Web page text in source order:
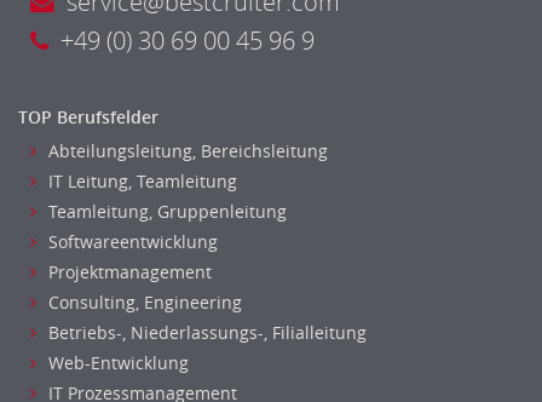
+49 (0) 30 69 00 45 96 9
TOP Berufsfelder
Abteilungsleitung, Bereichsleitung
IT Leitung, Teamleitung
Teamleitung, Gruppenleitung
Softwareentwicklung
Projektmanagement
Consulting, Engineering
Betriebs-, Niederlassungs-, Filialleitung
Web-Entwicklung
IT Prozessmanagement